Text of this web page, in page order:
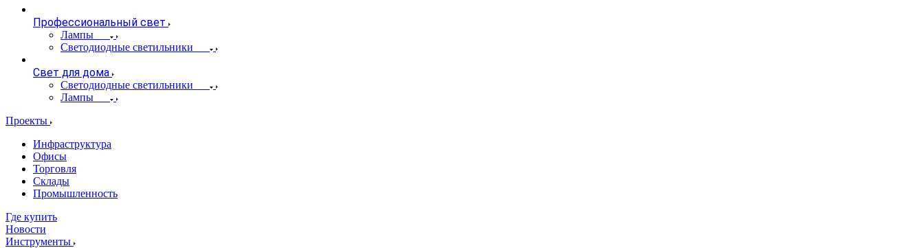
Профессиональный свет
Лампы
Светодиодные светильники
Свет для дома
Светодиодные светильники
Лампы
Проекты
Инфраструктура
Офисы
Торговля
Склады
Промышленность
Где купить
Новости
Инструменты